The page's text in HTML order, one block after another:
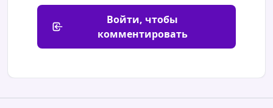
Войти, чтобы
комментировать